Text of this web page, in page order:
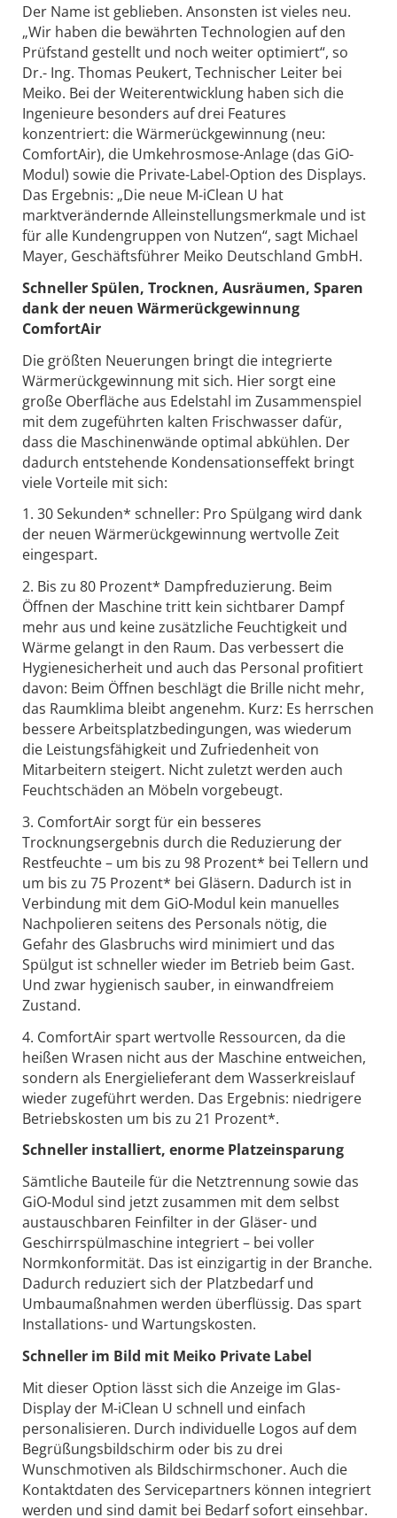
Der Name ist geblieben. Ansonsten ist vieles neu.
„Wir haben die bewährten Technologien auf den
Prüfstand gestellt und noch weiter optimiert“, so
Dr.- Ing. Thomas Peukert, Technischer Leiter bei
Meiko. Bei der Weiterentwicklung haben sich die
Ingenieure besonders auf drei Features
konzentriert: die Wärmerückgewinnung (neu:
ComfortAir), die Umkehrosmose-Anlage (das GiO-
Modul) sowie die Private-Label-Option des Displays.
Das Ergebnis: „Die neue M-iClean U hat
marktverändernde Alleinstellungsmerkmale und ist
für alle Kundengruppen von Nutzen“, sagt Michael
Mayer, Geschäftsführer Meiko Deutschland GmbH.
Schneller Spülen, Trocknen, Ausräumen, Sparen
dank der neuen Wärmerückgewinnung
ComfortAir
Die größten Neuerungen bringt die integrierte
Wärmerückgewinnung mit sich. Hier sorgt eine
große Oberfläche aus Edelstahl im Zusammenspiel
mit dem zugeführten kalten Frischwasser dafür,
dass die Maschinenwände optimal abkühlen. Der
dadurch entstehende Kondensationseffekt bringt
viele Vorteile mit sich:
1. 30 Sekunden* schneller: Pro Spülgang wird dank
der neuen Wärmerückgewinnung wertvolle Zeit
eingespart.
2. Bis zu 80 Prozent* Dampfreduzierung. Beim
Öffnen der Maschine tritt kein sichtbarer Dampf
mehr aus und keine zusätzliche Feuchtigkeit und
Wärme gelangt in den Raum. Das verbessert die
Hygienesicherheit und auch das Personal profitiert
davon: Beim Öffnen beschlägt die Brille nicht mehr,
das Raumklima bleibt angenehm. Kurz: Es herrschen
bessere Arbeitsplatzbedingungen, was wiederum
die Leistungsfähigkeit und Zufriedenheit von
Mitarbeitern steigert. Nicht zuletzt werden auch
Feuchtschäden an Möbeln vorgebeugt.
3. ComfortAir sorgt für ein besseres
Trocknungsergebnis durch die Reduzierung der
Restfeuchte – um bis zu 98 Prozent* bei Tellern und
um bis zu 75 Prozent* bei Gläsern. Dadurch ist in
Verbindung mit dem GiO-Modul kein manuelles
Nachpolieren seitens des Personals nötig, die
Gefahr des Glasbruchs wird minimiert und das
Spülgut ist schneller wieder im Betrieb beim Gast.
Und zwar hygienisch sauber, in einwandfreiem
Zustand.
4. ComfortAir spart wertvolle Ressourcen, da die
heißen Wrasen nicht aus der Maschine entweichen,
sondern als Energielieferant dem Wasserkreislauf
wieder zugeführt werden. Das Ergebnis: niedrigere
Betriebskosten um bis zu 21 Prozent*.
Schneller installiert, enorme Platzeinsparung
Sämtliche Bauteile für die Netztrennung sowie das
GiO-Modul sind jetzt zusammen mit dem selbst
austauschbaren Feinfilter in der Gläser- und
Geschirrspülmaschine integriert – bei voller
Normkonformität. Das ist einzigartig in der Branche.
Dadurch reduziert sich der Platzbedarf und
Umbaumaßnahmen werden überflüssig. Das spart
Installations- und Wartungskosten.
Schneller im Bild mit Meiko Private Label
Mit dieser Option lässt sich die Anzeige im Glas-
Display der M-iClean U schnell und einfach
personalisieren. Durch individuelle Logos auf dem
Begrüßungsbildschirm oder bis zu drei
Wunschmotiven als Bildschirmschoner. Auch die
Kontaktdaten des Servicepartners können integriert
werden und sind damit bei Bedarf sofort einsehbar.